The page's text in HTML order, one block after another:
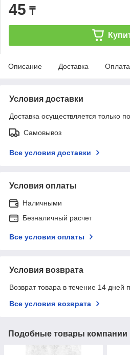
45 ₸
Описание Доставка Оплата
Условия доставки
Доставка осуществляется только
Самовывоз
Все условия доставки
Условия оплаты
Наличными
Безналичный расчет
Все условия оплаты
Условия возврата
Возврат товара в течение 14 дней
Все условия возврата
Подобные товары компании